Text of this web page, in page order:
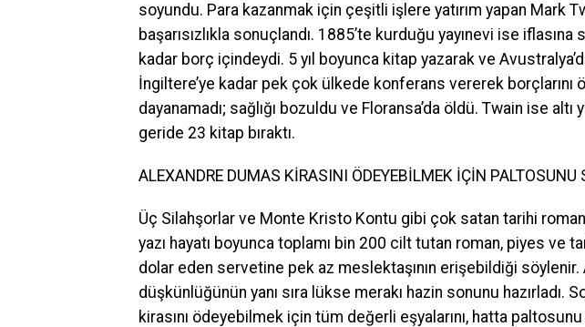
soyundu. Para kazanmak için çeşitli işlere yatırım yapan Mark
başarısızlıkla sonuçlandı. 1885’te kurduğu yayınevi ise
kadar borç içindeydi. 5 yıl boyunca kitap yazarak ve
İngiltere’ye kadar pek çok ülkede konferans vererek borçlarını
dayanamadı; sağlığı bozuldu ve Floransa’da öldü. Twain ise altı
geride 23 kitap bıraktı.
ALEXANDRE DUMAS KİRASINI ÖDEYEBİLMEK İÇİN PALTOSUNU
Üç Silahşorlar ve Monte Kristo Kontu gibi çok satan tarihi
yazı hayatı boyunca toplamı bin 200 cilt tutan roman, piyes ve
dolar eden servetine pek az meslektaşının erişebildiği söylenir.
düşkünlüğünün yanı sıra lükse merakı hazin sonunu hazırladı.
kirasını ödeyebilmek için tüm değerli eşyalarını, hatta paltosunu